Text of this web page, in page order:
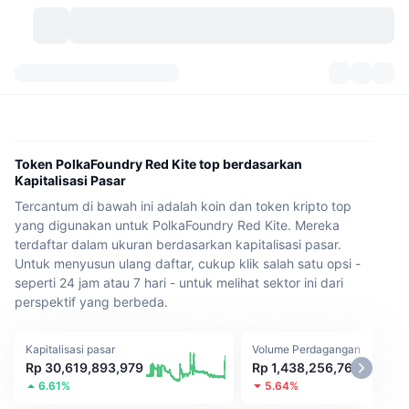
Snapshot Historis
Pembukaan Kunci Token
Aset Dunia Nyata
Tinjauan Pasar
Pasar Spot
Jumlah mata uang kripto
Perbendaharaan BNB
Tren
Baru
Meme Explorer
Bursa
Bursa terpusat:
Spot
Bursa terdesentralisasi:
Komunitas
Beranda
Live
API
API Kripto
Produk
Token PolkaFoundry Red Kite top berdasarkan
Kapitalisasi Pasar
Tercantum di bawah ini adalah koin dan token kripto top
yang digunakan untuk PolkaFoundry Red Kite. Mereka
terdaftar dalam ukuran berdasarkan kapitalisasi pasar.
Untuk menyusun ulang daftar, cukup klik salah satu opsi -
seperti 24 jam atau 7 hari - untuk melihat sektor ini dari
perspektif yang berbeda.
Kapitalisasi pasar
Rp 30,619,893,979
6.61%
Volume Perdagangan
Rp 1,438,256,760
5.64%